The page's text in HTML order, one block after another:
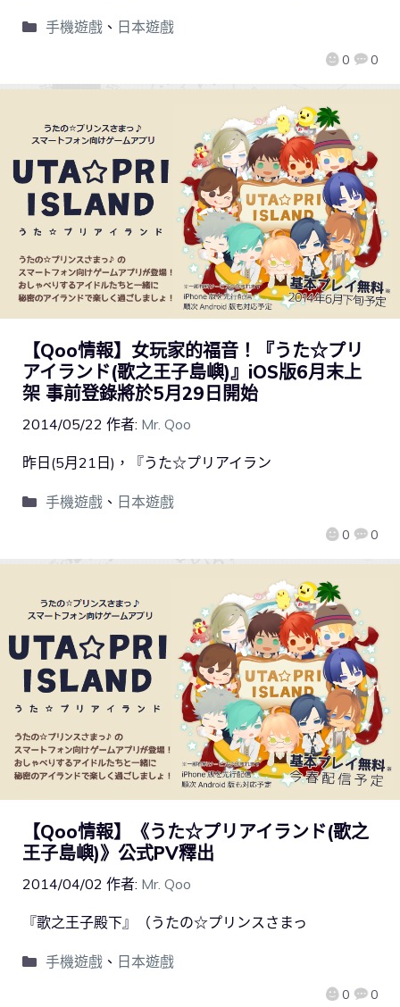
0 0
手機遊戲、 日本遊戲
【Qoo情報】女玩家的福音！『うた☆プリ
アイランド(歌之王子島嶼)』iOS版6月末上
架 事前登錄將於5月29日開始
2014/05/22 作者: Mr. Qoo
0 0
昨日(5月21日)，『うた☆プリアイラン
手機遊戲、 日本遊戲
【Qoo情報】《うた☆プリアイランド(歌之
王子島嶼)》公式PV釋出
2014/04/02 作者: Mr. Qoo
0 0
『歌之王子殿下』（うたの☆プリンスさまっ
手機遊戲、 日本遊戲